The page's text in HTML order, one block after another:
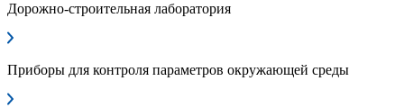
Дорожно-строительная лаборатория
Приборы для контроля параметров окружающей среды